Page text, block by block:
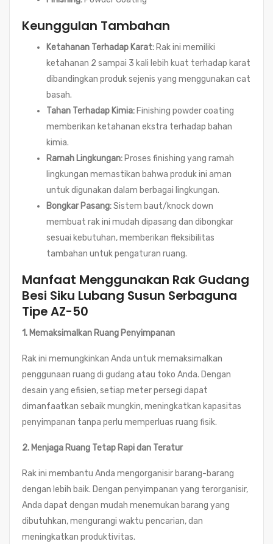
Keunggulan Tambahan
Ketahanan Terhadap Karat: Rak ini memiliki
ketahanan 2 sampai 3 kali lebih kuat terhadap karat
dibandingkan produk sejenis yang menggunakan cat
basah.
Tahan Terhadap Kimia: Finishing powder coating
memberikan ketahanan ekstra terhadap bahan
kimia.
Ramah Lingkungan: Proses finishing yang ramah
lingkungan memastikan bahwa produk ini aman
untuk digunakan dalam berbagai lingkungan.
Bongkar Pasang:Sistem baut/knock down
membuat rak ini mudah dipasang dan dibongkar
sesuai kebutuhan, memberikan fleksibilitas
tambahan untuk pengaturan ruang.
Manfaat Menggunakan Rak Gudang
Besi Siku Lubang Susun Serbaguna
Tipe AZ-50
1. Memaksimalkan Ruang Penyimpanan
Rak ini memungkinkan Anda untuk memaksimalkan
penggunaan ruang di gudang atau toko Anda. Dengan
desain yang efisien, setiap meter persegi dapat
dimanfaatkan sebaik mungkin, meningkatkan kapasitas
penyimpanan tanpa perlu memperluas ruang fisik.
2. Menjaga Ruang Tetap Rapi dan Teratur
Rak ini membantu Anda mengorganisir barang-barang
dengan lebih baik. Dengan penyimpanan yang terorganisir,
Anda dapat dengan mudah menemukan barang yang
dibutuhkan, mengurangi waktu pencarian, dan
meningkatkan produktivitas.